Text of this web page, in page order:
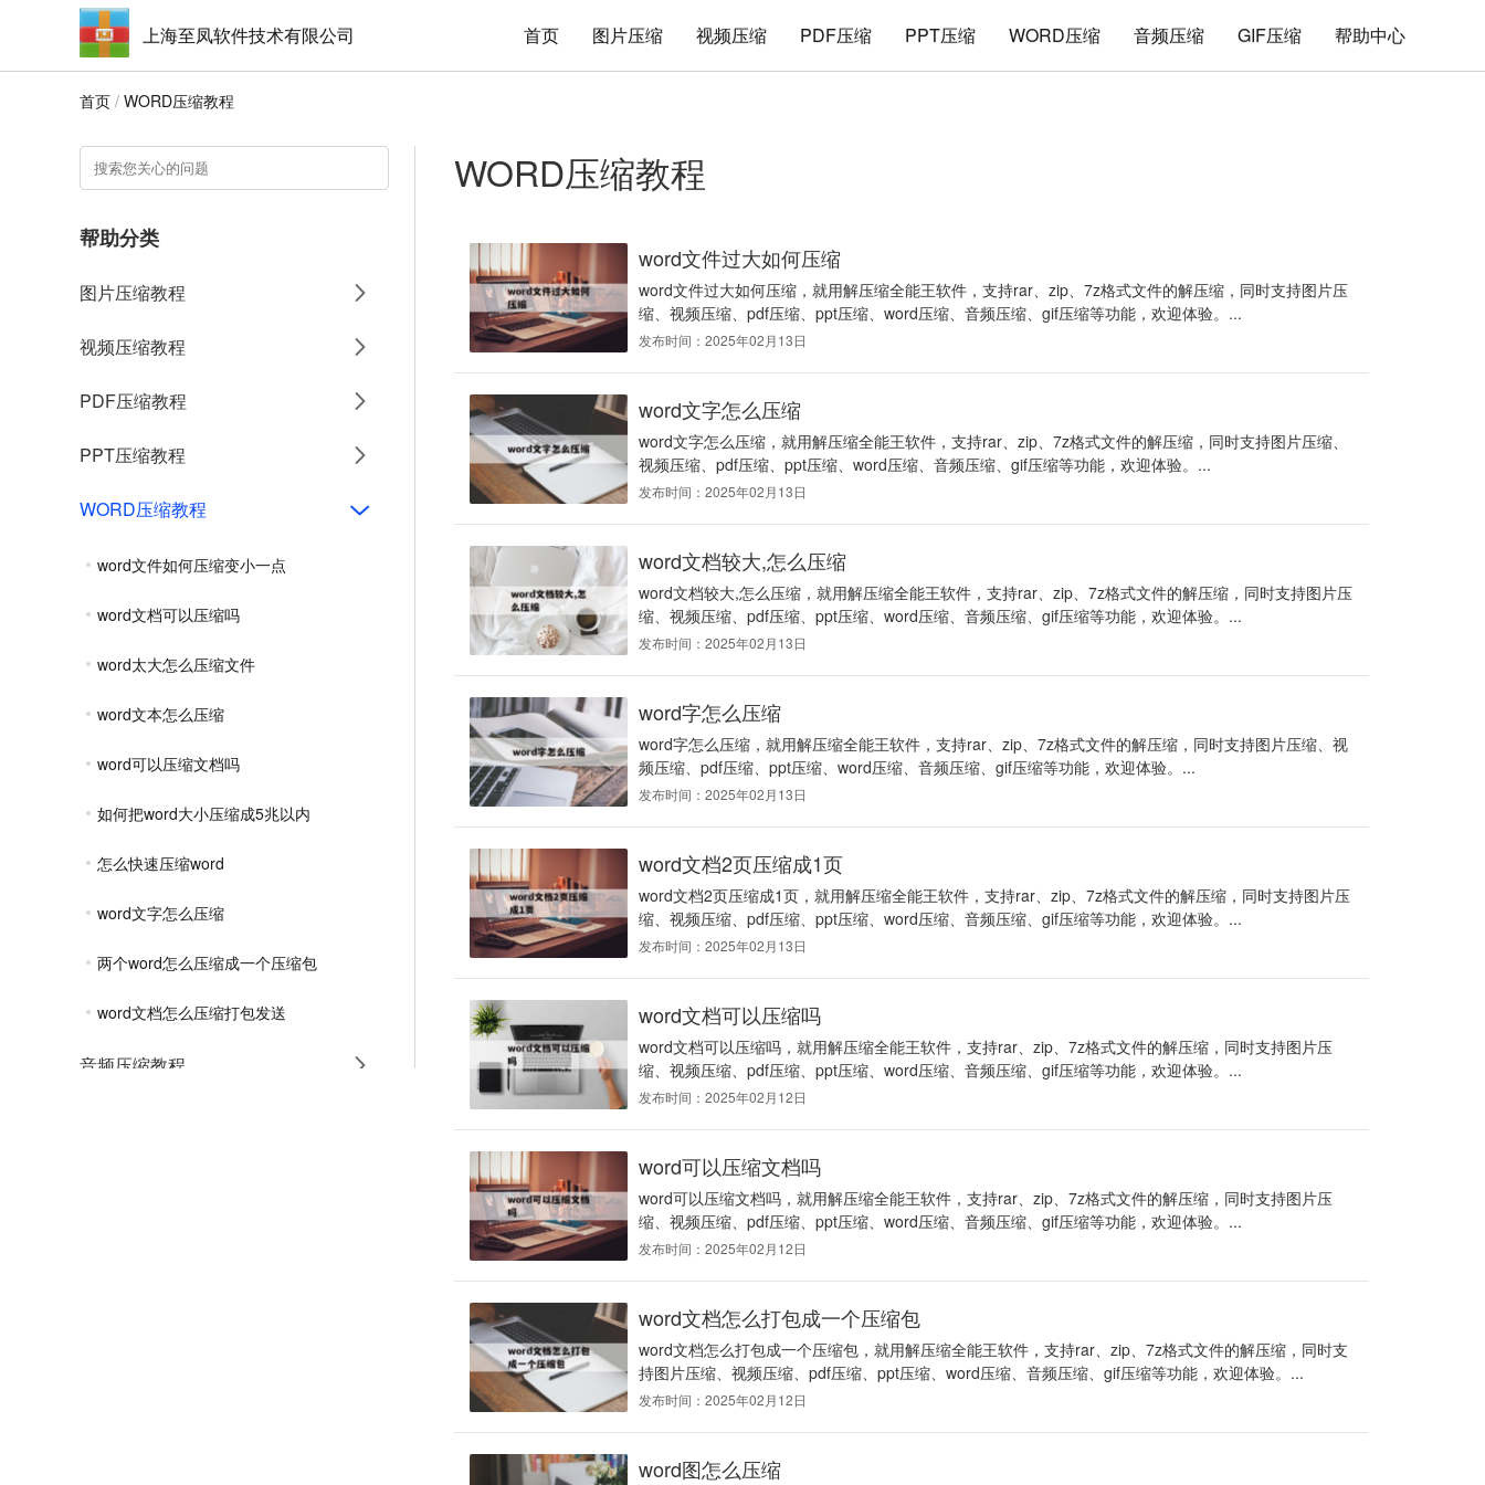
上海至凤软件技术有限公司 首页 图片压缩 视频压缩 PDF压缩 PPT压缩 WORD压缩 音频压缩 GIF压缩 帮助中心
首页 / WORD压缩教程
帮助分类
图片压缩教程
视频压缩教程
PDF压缩教程
PPT压缩教程
WORD压缩教程
word文件如何压缩变小一点
word文档可以压缩吗
word太大怎么压缩文件
word文本怎么压缩
word可以压缩文档吗
如何把word大小压缩成5兆以内
怎么快速压缩word
word文字怎么压缩
两个word怎么压缩成一个压缩包
word文档怎么压缩打包发送
音频压缩教程
WORD压缩教程
word文件过大如何压缩
word文件过大如何压缩，就用解压缩全能王软件，支持rar、zip、7z格式文件的解压缩，同时支持图片压
缩、视频压缩、pdf压缩、ppt压缩、word压缩、音频压缩、gif压缩等功能，欢迎体验。...
发布时间：2025年02月13日
word文字怎么压缩
word文字怎么压缩，就用解压缩全能王软件，支持rar、zip、7z格式文件的解压缩，同时支持图片压缩、
视频压缩、pdf压缩、ppt压缩、word压缩、音频压缩、gif压缩等功能，欢迎体验。...
发布时间：2025年02月13日
word文档较大,怎么压缩
word文档较大,怎么压缩，就用解压缩全能王软件，支持rar、zip、7z格式文件的解压缩，同时支持图片压
缩、视频压缩、pdf压缩、ppt压缩、word压缩、音频压缩、gif压缩等功能，欢迎体验。...
发布时间：2025年02月13日
word字怎么压缩
word字怎么压缩，就用解压缩全能王软件，支持rar、zip、7z格式文件的解压缩，同时支持图片压缩、视
频压缩、pdf压缩、ppt压缩、word压缩、音频压缩、gif压缩等功能，欢迎体验。...
发布时间：2025年02月13日
word文档2页压缩成1页
word文档2页压缩成1页，就用解压缩全能王软件，支持rar、zip、7z格式文件的解压缩，同时支持图片压
缩、视频压缩、pdf压缩、ppt压缩、word压缩、音频压缩、gif压缩等功能，欢迎体验。...
发布时间：2025年02月13日
word文档可以压缩吗
word文档可以压缩吗，就用解压缩全能王软件，支持rar、zip、7z格式文件的解压缩，同时支持图片压
缩、视频压缩、pdf压缩、ppt压缩、word压缩、音频压缩、gif压缩等功能，欢迎体验。...
发布时间：2025年02月12日
word可以压缩文档吗
word可以压缩文档吗，就用解压缩全能王软件，支持rar、zip、7z格式文件的解压缩，同时支持图片压
缩、视频压缩、pdf压缩、ppt压缩、word压缩、音频压缩、gif压缩等功能，欢迎体验。...
发布时间：2025年02月12日
word文档怎么打包成一个压缩包
word文档怎么打包成一个压缩包，就用解压缩全能王软件，支持rar、zip、7z格式文件的解压缩，同时支
持图片压缩、视频压缩、pdf压缩、ppt压缩、word压缩、音频压缩、gif压缩等功能，欢迎体验。...
发布时间：2025年02月12日
word图怎么压缩